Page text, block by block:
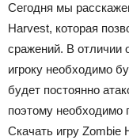
Сегодня мы
Harvest, которая
сражений. В отличии
игроку необходимо
будет постоянно
поэтому необходимо
Скачать игру